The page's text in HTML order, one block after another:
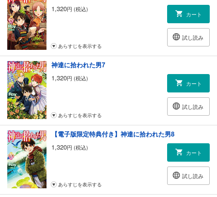
1,320円 (税込)
カート
試し読み
あらすじを表示する
神達に拾われた男7
1,320円 (税込)
カート
試し読み
あらすじを表示する
【電子版限定特典付き】神達に拾われた男8
1,320円 (税込)
カート
試し読み
あらすじを表示する